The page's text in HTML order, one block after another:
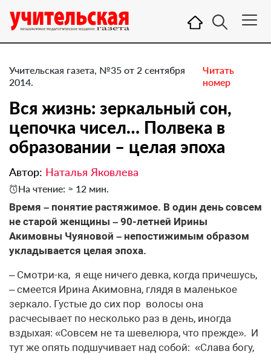
Учительская газета, №35 от 2 сентября
2014.
Читать
номер
Вся жизнь: зеркальный сон,
цепочка чисел… Полвека в
образовании – целая эпоха
Автор: Наталья Яковлева
На чтение: ≈ 12 мин.
Время – понятие растяжимое. В один день совсем
не старой женщины – 90-летней Ирины
Акимовны Чуяновой – непостижимым образом
укладывается целая эпоха.
– Смотри-ка, я еще ничего девка, когда причешусь,
– смеется Ирина Акимовна, глядя в маленькое
зеркало. Густые до сих пор волосы она
расчесывает по несколько раз в день, иногда
вздыхая: «Совсем не та шевелюра, что прежде». И
тут же опять подшучивает над собой: «Слава богу,